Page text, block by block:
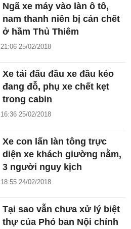
Ngã xe máy vào làn ô tô,
nam thanh niên bị cán chết
ở hầm Thủ Thiêm
21:06 25/02/2018
Xe tải đấu đầu xe đầu kéo
đang đỗ, phụ xe chết kẹt
trong cabin
16:36 25/02/2018
Xe con lấn làn tông trực
diện xe khách giường nằm,
3 người nguy kịch
18:55 24/02/2018
Tại sao vẫn chưa xử lý biệt
thự của Phó ban Nội chính